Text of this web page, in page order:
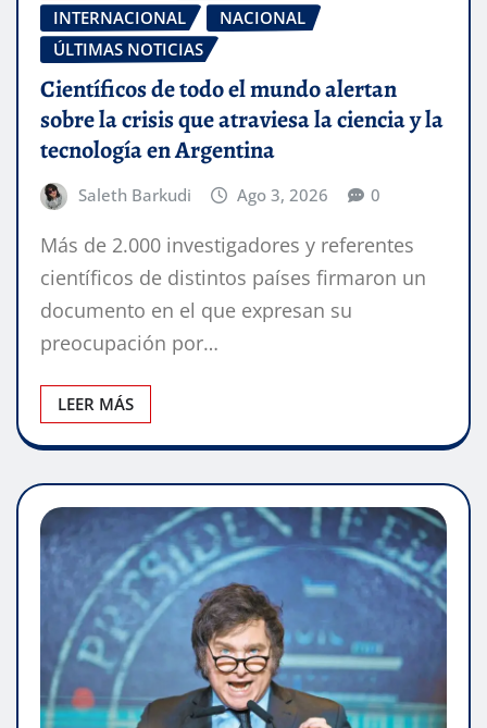
INTERNACIONAL
NACIONAL
ÚLTIMAS NOTICIAS
Científicos de todo el mundo alertan
sobre la crisis que atraviesa la ciencia y la
tecnología en Argentina
Saleth Barkudi Ago 3, 2026 0
Más de 2.000 investigadores y referentes
científicos de distintos países firmaron un
documento en el que expresan su
preocupación por…
LEER MÁS